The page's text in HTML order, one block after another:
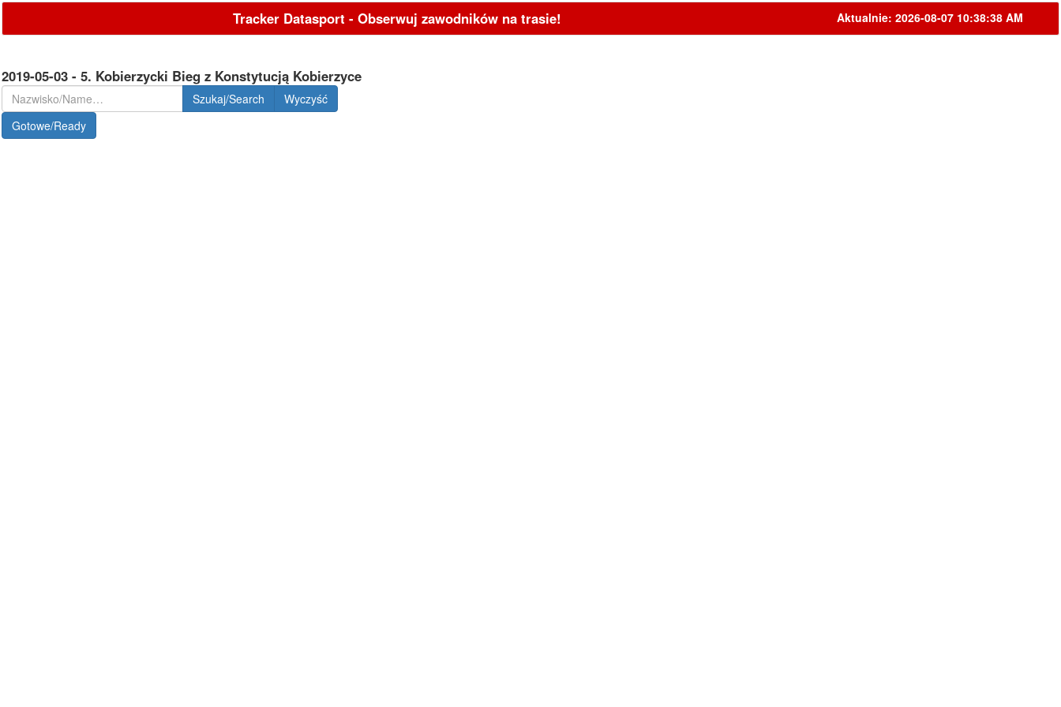
Tracker Datasport - Obserwuj zawodników na trasie! Aktualnie: 2026-08-07 10:38:38 AM
2019-05-03 - 5. Kobierzycki Bieg z Konstytucją Kobierzyce
Szukaj/Search
Gotowe/Ready